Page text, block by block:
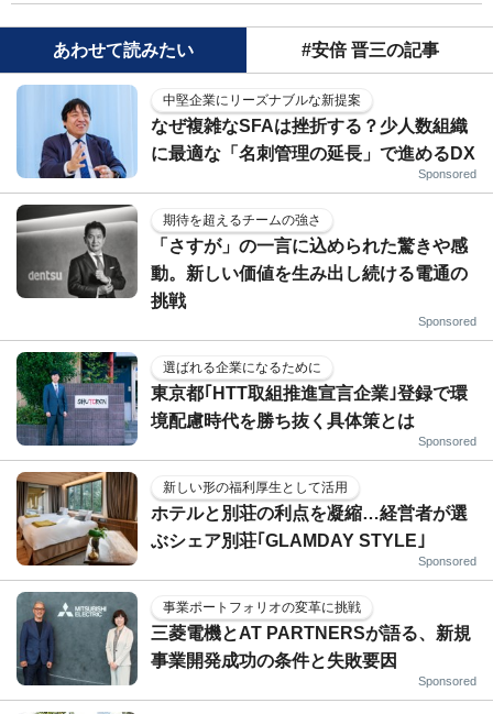
あわせて読みたい #安倍 晋三の記事
中堅企業にリーズナブルな新提案
なぜ複雑なSFAは挫折する？少人数組織
に最適な「名刺管理の延長」で進めるDX
Sponsored
期待を超えるチームの強さ
「さすが」の一言に込められた驚きや感
動。新しい価値を生み出し続ける電通の
挑戦
Sponsored
選ばれる企業になるために
東京都｢HTT取組推進宣言企業｣登録で環
境配慮時代を勝ち抜く具体策とは
Sponsored
新しい形の福利厚生として活用
ホテルと別荘の利点を凝縮…経営者が選
ぶシェア別荘｢GLAMDAY STYLE｣
Sponsored
事業ポートフォリオの変革に挑戦
三菱電機とAT PARTNERSが語る、新規
事業開発成功の条件と失敗要因
Sponsored